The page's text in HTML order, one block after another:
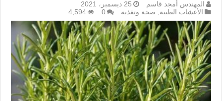
المهندس أمجد قاسم
25 ديسمبر، 2021
الأعشاب الطبية, صحة وتغذية 0
4,594